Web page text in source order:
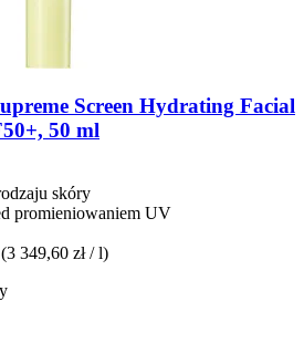
Screen Hydrating Facial
50 ml
skóry
promieniowaniem UV
(3 349,60 zł / l)